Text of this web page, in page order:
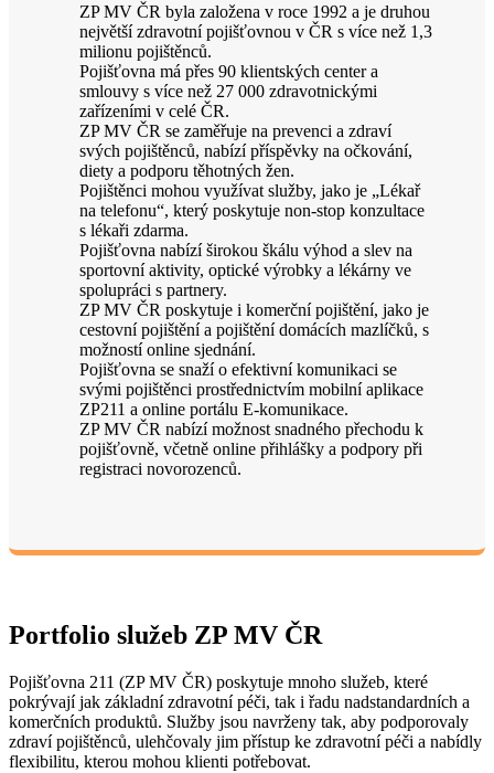
ZP MV ČR byla založena v roce 1992 a je druhou
největší zdravotní pojišťovnou v ČR s více než 1,3
milionu pojištěnců.
Pojišťovna má přes 90 klientských center a
smlouvy s více než 27 000 zdravotnickými
zařízeními v celé ČR.
ZP MV ČR se zaměřuje na prevenci a zdraví
svých pojištěnců, nabízí příspěvky na očkování,
diety a podporu těhotných žen.
Pojištěnci mohou využívat služby, jako je „Lékař
na telefonu“, který poskytuje non-stop konzultace
s lékaři zdarma.
Pojišťovna nabízí širokou škálu výhod a slev na
sportovní aktivity, optické výrobky a lékárny ve
spolupráci s partnery.
ZP MV ČR poskytuje i komerční pojištění, jako je
cestovní pojištění a pojištění domácích mazlíčků, s
možností online sjednání.
Pojišťovna se snaží o efektivní komunikaci se
svými pojištěnci prostřednictvím mobilní aplikace
ZP211 a online portálu E-komunikace.
ZP MV ČR nabízí možnost snadného přechodu k
pojišťovně, včetně online přihlášky a podpory při
registraci novorozenců.
Portfolio služeb ZP MV ČR
Pojišťovna 211 (ZP MV ČR) poskytuje mnoho služeb, které
pokrývají jak základní zdravotní péči, tak i řadu nadstandardních a
komerčních produktů. Služby jsou navrženy tak, aby podporovaly
zdraví pojištěnců, ulehčovaly jim přístup ke zdravotní péči a nabídly
flexibilitu, kterou mohou klienti potřebovat.